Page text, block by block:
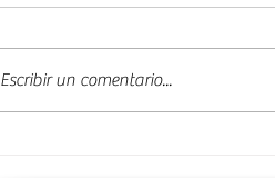
Escribir un comentario...